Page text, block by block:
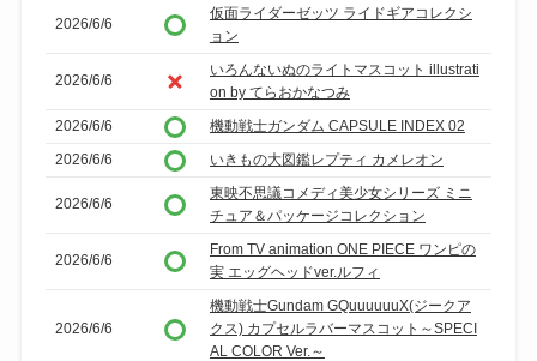
2026/6/6
仮面ライダーゼッツ ライドギアコレクシ
ョン
2026/6/6
いろんないぬのライトマスコット illustrati
on by てらおかなつみ
2026/6/6
機動戦士ガンダム CAPSULE INDEX 02
2026/6/6
いきもの大図鑑レプティ カメレオン
2026/6/6
東映不思議コメディ美少女シリーズ ミニ
チュア＆パッケージコレクション
2026/6/6
From TV animation ONE PIECE ワンピの
実 エッグヘッドver.ルフィ
2026/6/6
機動戦士Gundam GQuuuuuuX(ジークア
クス) カプセルラバーマスコット～SPECI
AL COLOR Ver.～